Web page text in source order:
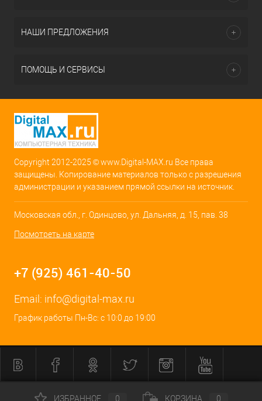
НАШИ ПРЕДЛОЖЕНИЯ
ПОМОЩЬ И СЕРВИСЫ
Copyright 2012-2025 © www.Digital-MAX.ru Все права
защищены. Копирование материалов только с разрешения
администрации и указанием прямой ссылки на источник.
Московская обл., г. Одинцово, ул. Дальняя, д. 15, пав. 38
Посмотреть на карте
+7 (925) 461-40-50
Email: info@digital-max.ru
График работы Пн-Вс: с 10:0 до 19:00
ИЗБРАННОЕ 0 КОРЗИНА 0